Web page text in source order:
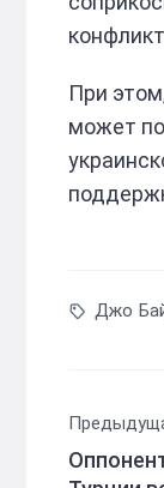
При
может
Джо